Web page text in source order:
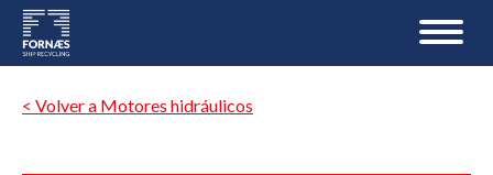
< Volver a Motores hidráulicos